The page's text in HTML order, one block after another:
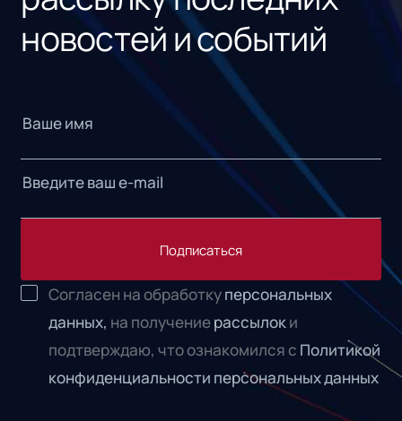
новостей и событий
Подписаться
Согласен на обработкуперсональных
данных, на получениерассылоки
подтверждаю, что ознакомился с Политикой
конфиденциальности персональных данных